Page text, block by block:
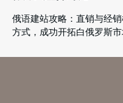
俄语建站攻略：直销与经
方式，成功开拓白俄罗斯市